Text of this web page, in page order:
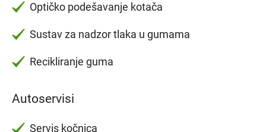
Optičko podešavanje kotača
Sustav za nadzor tlaka u gumama
Recikliranje guma
Autoservisi
Servis kočnica